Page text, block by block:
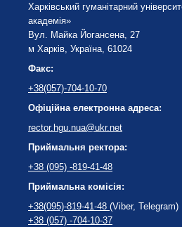
Харківський гуманітарний
академія»
Вул. Майка Йогансена, 27
м Харків, Україна, 61024
Факс:
+38(057)-704-10-70
Офіційна електронна адреса:
rector.hgu.nua@ukr.net
Приймальня ректора:
+38 (095) -819-41-48
Приймальна комісія:
+38(095)-819-41-48 (Viber, Telegram)
+38 (057) -704-10-37